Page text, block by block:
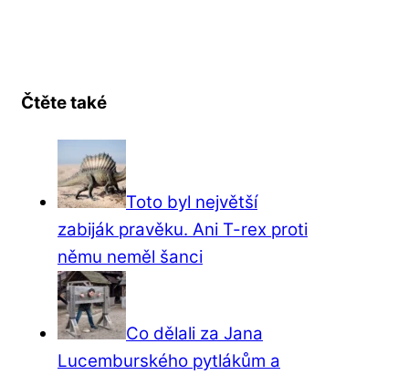
Čtěte také
Toto byl největší
zabiják pravěku. Ani T-rex proti
němu neměl šanci
Co dělali za Jana
Lucemburského pytlákům a